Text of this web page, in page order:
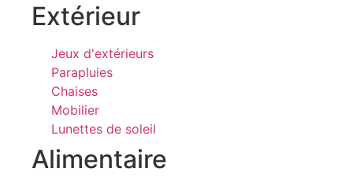
Extérieur
Jeux d'extérieurs
Parapluies
Chaises
Mobilier
Lunettes de soleil
Alimentaire